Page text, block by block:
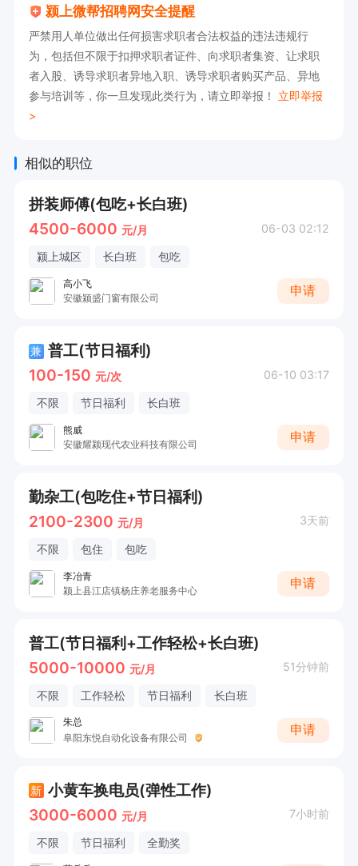
颍上微帮招聘网安全提醒
严禁用人单位做出任何损害求职者合法权益的违法违规行
为，包括但不限于扣押求职者证件、向求职者集资、让求职
者入股、诱导求职者异地入职、诱导求职者购买产品、异地
参与培训等，你一旦发现此类行为，请立即举报！ 立即举报
>
相似的职位
拼装师傅(包吃+长白班)
4500-6000 元/月 06-03 02:12
颍上城区 长白班 包吃
高小飞
安徽颍盛门窗有限公司
申请
兼 普工(节日福利)
100-150 元/次 06-10 03:17
不限 节日福利 长白班
熊威
安徽耀颍现代农业科技有限公司
申请
勤杂工(包吃住+节日福利)
2100-2300 元/月 3天前
不限 包住 包吃
李冶青
颍上县江店镇杨庄养老服务中心
申请
普工(节日福利+工作轻松+长白班)
5000-10000 元/月 51分钟前
不限 工作轻松 节日福利 长白班
朱总
阜阳东悦自动化设备有限公司
申请
新 小黄车换电员(弹性工作)
3000-6000 元/月 7小时前
不限 节日福利 全勤奖